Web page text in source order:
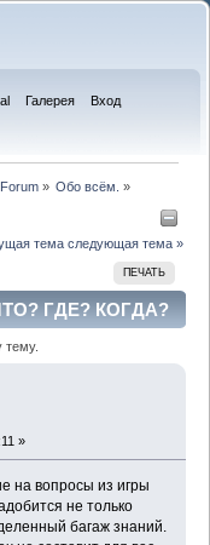
Галерея Вход
Forum» Обо всём. »
тема следующая тема »
ПЕЧАТЬ
ГДЕ? КОГДА?
тему.
»
на вопросы из игры
не только
багаж знаний.